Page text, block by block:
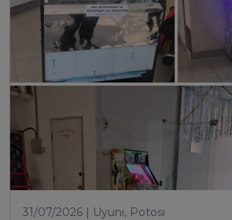
31/07/2026 | Uyuni, Potosi